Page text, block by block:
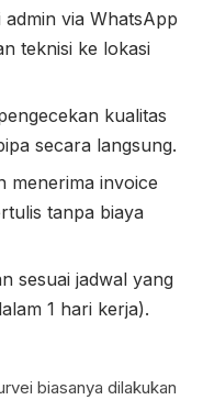
admin via WhatsApp
teknisi ke lokasi
kualitas
secara langsung.
menerima invoice
tanpa biaya
sesuai jadwal yang
1 hari kerja).
biasanya dilakukan